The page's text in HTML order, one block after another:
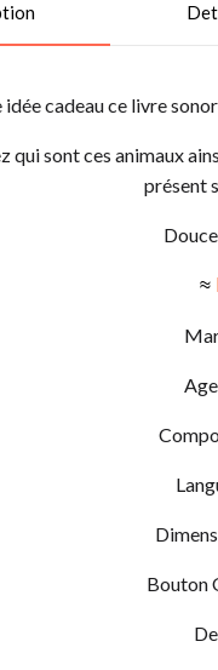
cadeau ce livre
qui sont ces animaux
présent
≈
Bouton